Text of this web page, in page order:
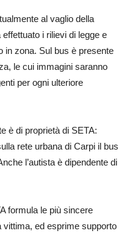
al vaglio della
i rilievi di legge e
in zona. Sul bus è presente
le cui immagini saranno
per ogni ulteriore
è di proprietà di SETA:
rete urbana di Carpi il bus
l’autista è dipendente di
formula le più sincere
vittima, ed esprime supporto